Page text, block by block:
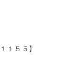
１５５】